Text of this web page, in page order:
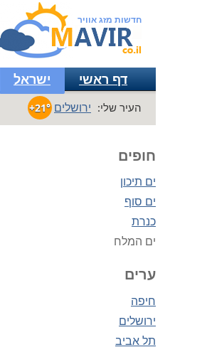
חדשות מזג אוויר
דף ראשי ישראל
העיר שלי: ירושלים +21°
חופים
ים תיכון
ים סוף
כנרת
ים המלח
ערים
חיפה
ירושלים
תל אביב